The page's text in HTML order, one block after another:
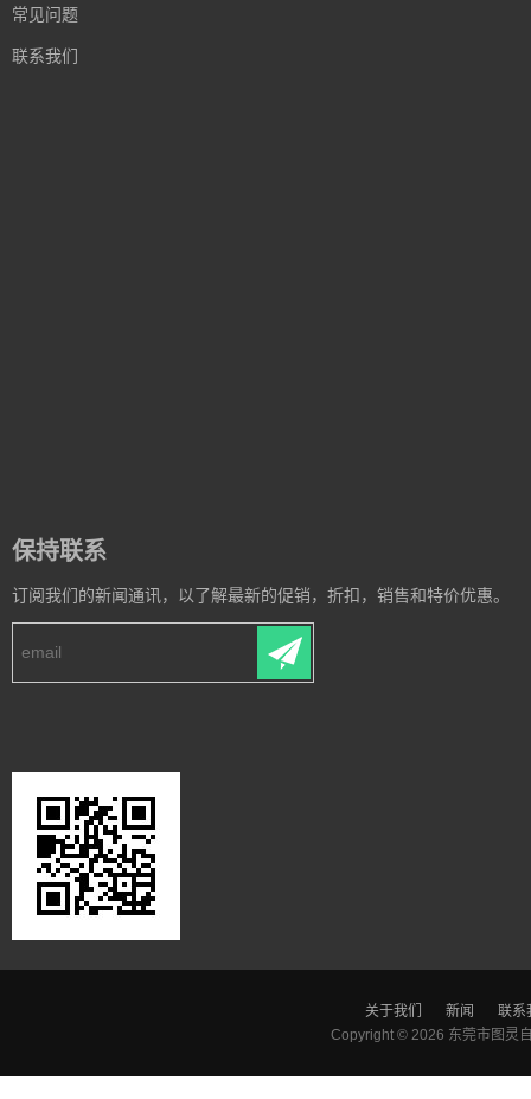
常见问题
联系我们
保持联系
订阅我们的新闻通讯，以了解最新的促销，折扣，销售和特价优惠。
关于我们 新闻
联系
Copyright © 2026 东莞市图灵